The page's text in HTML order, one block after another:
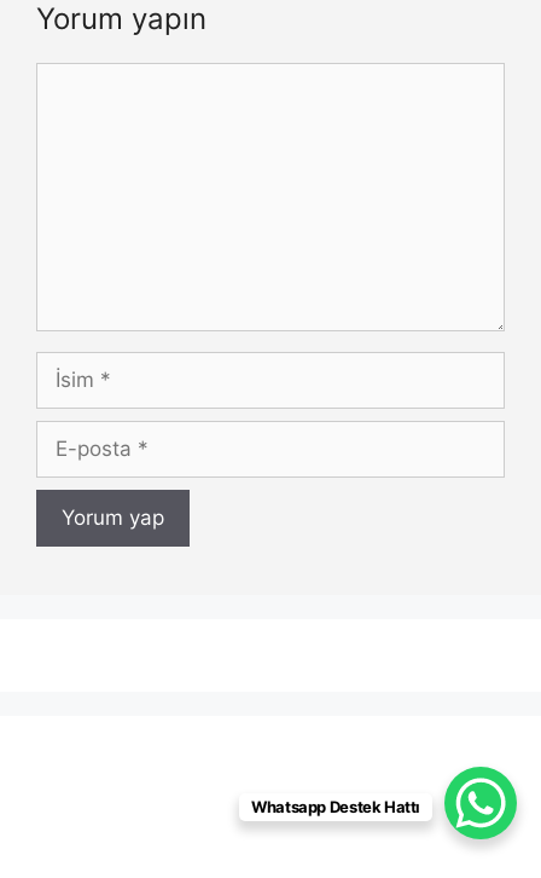
Yorum yapın
İsim
posta
Whatsapp Destek Hattı